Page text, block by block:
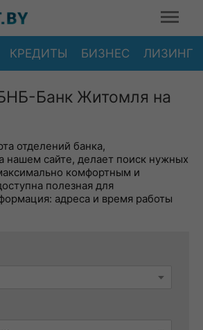
КРЕДИТЫ БИЗНЕС ЛИЗИНГ
Банк Житомля на
отделений банка,
нашем сайте, делает поиск нужных
комфортным и
полезная для
адреса и время работы